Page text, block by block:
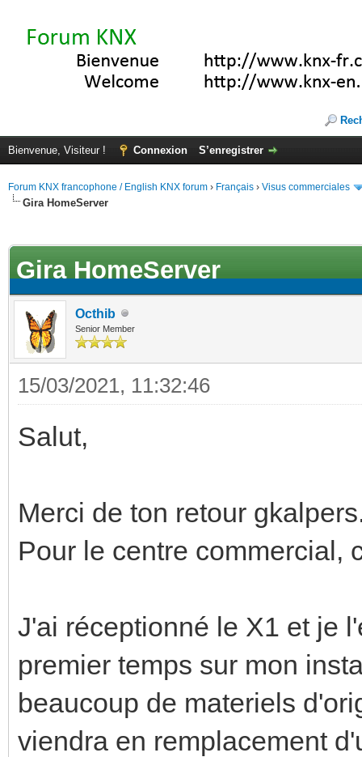
Bienvenue, Visiteur ! Connexion S’enregistrer
Forum KNX francophone / English KNX forum › Français › Visus commerciales
Gira HomeServer
Gira HomeServer
Octhib
Senior Member
15/03/2021, 11:32:46
Salut,
Merci de ton retour
Pour le centre commercial,
J'ai réceptionné le X1 et je
premier temps sur mon
beaucoup de materiels
viendra en remplacement